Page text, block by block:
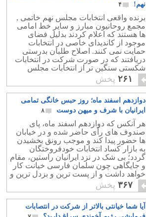
نهم!
۴
برنده واقعی انتخابات مجلس نهم خاتمی ,
مجمع روحانیون مبارز و سایر خط امامی
ها هستند که اعلام کردند بدلیل فضای
موجود از کاندیدای خاصی در انتخابات
حمایت نمی کنند. اصلاح طلبان بدرستی
دریافتند که در صورت شرکت در انتخابات
شکستی سنگین تر از انتخابات مجلس
چهارم در انتظارشان است.
۲۶۱ پخش
دوازدهم اسفند ماه؛ روز حبس خانگی تمامی
ایرانیان با شرف و میهن دوست
۸
هر آنکس که دوازدهم اسفند ماه، پای
صندوف های رأی حاضر شده و در خیابان
ها حضور پیدا کند و موجب رونق بخشیدن
به بازار کساد انتخابات خودفروختگان
گردد؛ بی شک در نزد ایرانیان راستین، مقام
و جایگاهی چون سلمان فارسی خیانت کار
خواهد داشت و از پست ترین و بزدل ترین و
بی شرافت ترین مردمان ایران زمین می
باشد.
۳۶۷ پخش
آیا شما خیانتی بالاتر از شرکت در انتصابات